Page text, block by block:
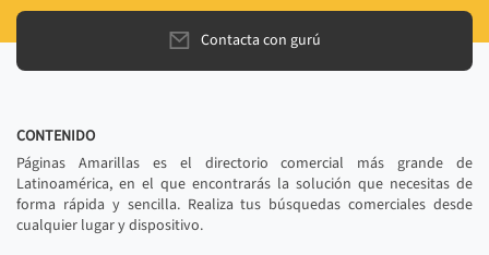
Contacta con gurú
CONTENIDO
Páginas Amarillas es el directorio comercial más grande de
Latinoamérica, en el que encontrarás la solución que necesitas de
forma rápida y sencilla. Realiza tus búsquedas comerciales desde
cualquier lugar y dispositivo.